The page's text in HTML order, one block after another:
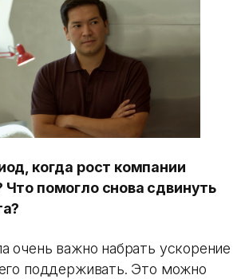
когда рост компании
Что помогло снова сдвинуть
очень важно набрать ускорение
поддерживать. Это можно